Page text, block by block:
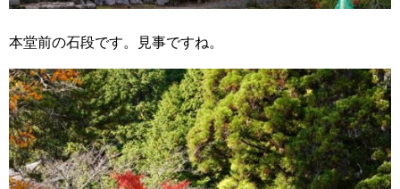
本堂前の石段です。見事ですね。